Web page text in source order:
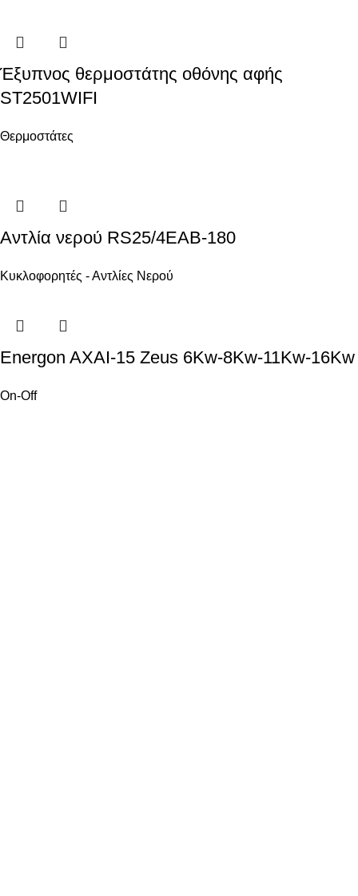
Έξυπνος θερμοστάτης οθόνης αφής
ST2501WIFI
Θερμοστάτες
Αντλία νερού RS25/4EAB-180
Κυκλοφορητές - Αντλίες Νερού
Energon AXAI-15 Zeus 6Kw-8Kw-11Kw-16Kw
On-Off